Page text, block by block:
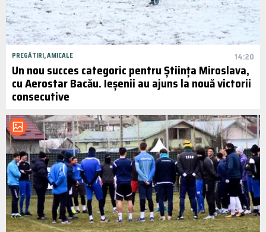
PREGĂTIRI, AMICALE 14:20
Un nou succes categoric pentru Știința Miroslava,
cu Aerostar Bacău. Ieșenii au ajuns la nouă victorii
consecutive